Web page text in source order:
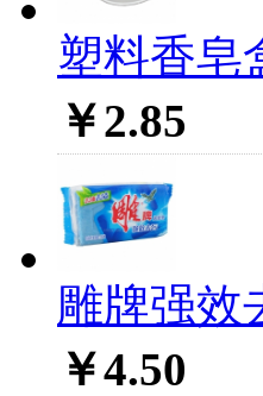
塑料香皂
￥2.85
雕牌强效
￥4.50